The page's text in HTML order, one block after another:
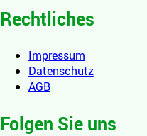
Rechtliches
Impressum
Datenschutz
AGB
Folgen Sie uns